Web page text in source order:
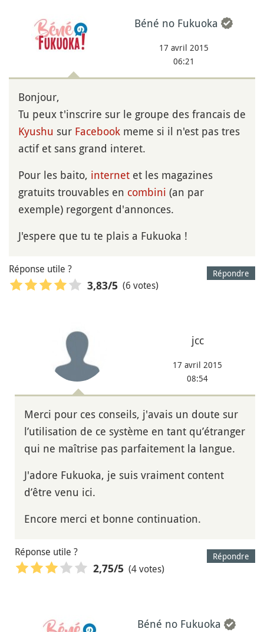
Béné no Fukuoka
17 avril 2015
06:21
Bonjour,
Tu peux t'inscrire sur le groupe des francais de
Kyushu sur Facebook meme si il n'est pas tres
actif et sans grand interet.
Pour les baito, internet et les magazines
gratuits trouvables en combini (an par
exemple) regorgent d'annonces.
J'espere que tu te plais a Fukuoka !
Répondre
Réponse utile ?
3,83/5 (6 votes)
jcc
17 avril 2015
08:54
Merci pour ces conseils, j'avais un doute sur
l’utilisation de ce système en tant qu’étranger
qui ne maîtrise pas parfaitement la langue.
J'adore Fukuoka, je suis vraiment content
d’être venu ici.
Encore merci et bonne continuation.
Répondre
Réponse utile ?
2,75/5 (4 votes)
Béné no Fukuoka